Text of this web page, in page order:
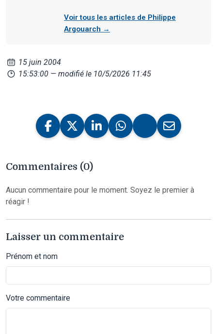
Voir tous les articles de Philippe
Argouarch →
15 juin 2004
15:53:00 — modifié le 10/5/2026 11:45
Commentaires (0)
Aucun commentaire pour le moment. Soyez le premier à
réagir !
Laisser un commentaire
Prénom et nom
Votre commentaire